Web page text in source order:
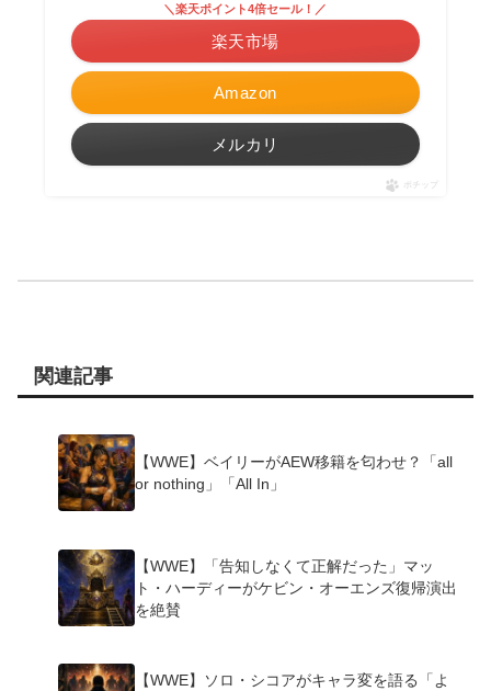
Amazon
＼楽天ポイント4倍セール！／
楽天市場
メルカリ
ポチップ
関連記事
【WWE】ベイリーがAEW移籍を匂わせ？「all
or nothing」「All In」
【WWE】「告知しなくて正解だった」マッ
ト・ハーディーがケビン・オーエンズ復帰演出
を絶賛
【WWE】ソロ・シコアがキャラ変を語る「よ